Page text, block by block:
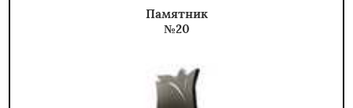
Памятник
№20